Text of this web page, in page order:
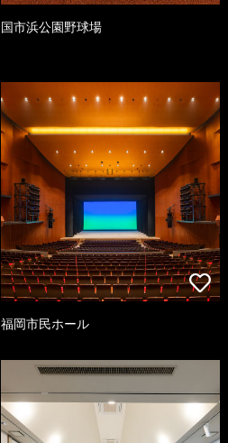
国市浜公園野球場
福岡市民ホール